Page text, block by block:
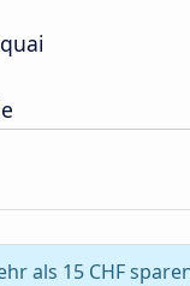
als 15 CHF